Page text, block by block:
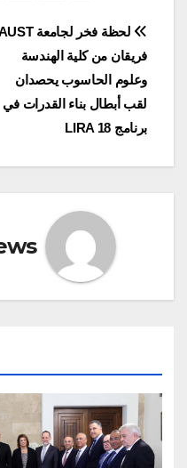
Post
navigation
فريقان من كلية الهندسة
وعلوم الحاسوب يحصدان
لقب أبطال بناء القدرات في
برنامج LIRA 18